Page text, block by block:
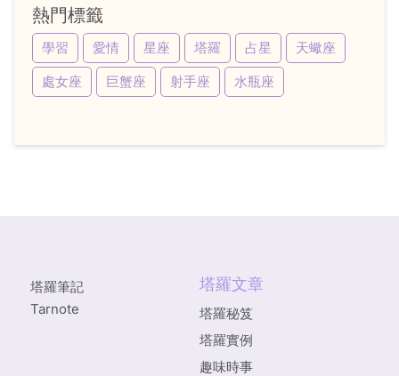
熱門標籤
學習 愛情 星座 塔羅 占星
天蠍座
處女座
巨蟹座 射手座 水瓶座
塔羅筆記
Tarnote
塔羅文章
塔羅秘笈
塔羅實例
趣味時事